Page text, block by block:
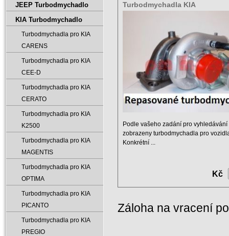
Turbodmychadla KIA
Podle vašeho zadání pro vyhledávání
zobrazeny turbodmychadla pro
Konkrétní ...
Kč
Záloha na vracení
JEEP Turbodmychadlo
KIA Turbodmychadlo
Turbodmychadla pro KIA
CARENS
Turbodmychadla pro KIA
CEE-D
Turbodmychadla pro KIA
CERATO
Turbodmychadla pro KIA
K2500
Turbodmychadla pro KIA
MAGENTIS
Turbodmychadla pro KIA
OPTIMA
Turbodmychadla pro KIA
PICANTO
Turbodmychadla pro KIA
PREGIO